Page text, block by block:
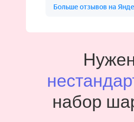
набор